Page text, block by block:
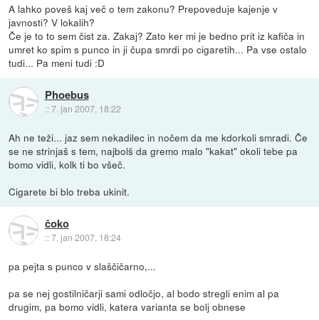
A lahko poveš kaj več o tem zakonu? Prepoveduje kajenje v
javnosti? V lokalih?
Če je to to sem čist za. Zakaj? Zato ker mi je bedno prit iz kafiča in
umret ko spim s punco in ji čupa smrdi po cigaretih... Pa vse ostalo
tudi... Pa meni tudi :D
Phoebus
::7. jan 2007, 18:22
Ah ne teži... jaz sem nekadilec in nočem da me kdorkoli smradi. Če
se ne strinjaš s tem, najbolš da gremo malo "kakat" okoli tebe pa
bomo vidli, kolk ti bo všeč.
Cigarete bi blo treba ukinit.
čoko
::7. jan 2007, 18:24
pa pejta s punco v slaščičarno,...
pa se nej gostilničarji sami odločjo, al bodo stregli enim al pa
drugim, pa bomo vidli, katera varianta se bolj obnese